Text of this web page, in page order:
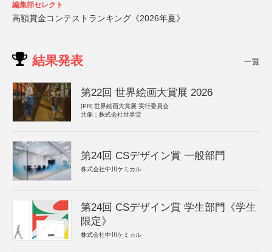
編集部セレクト
高額賞金コンテストランキング《2026年夏》
結果発表 一覧
第22回 世界絵画大賞展 2026
[PR] 世界絵画大賞展 実行委員会
共催：株式会社世界堂
第24回 CSデザイン賞 一般部門
株式会社中川ケミカル
第24回 CSデザイン賞 学生部門《学生
限定》
株式会社中川ケミカル